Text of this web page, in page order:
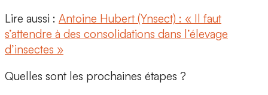
Lire aussi : Antoine Hubert (Ynsect) : « Il faut
s’attendre à des consolidations dans l’élevage
d’insectes »
Quelles sont les prochaines étapes ?